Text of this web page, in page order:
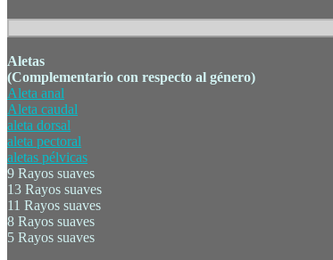
Aletas
(Complementario con respecto al género)
Aleta anal
Aleta caudal
aleta dorsal
aleta pectoral
aletas pélvicas
9 Rayos suaves
13 Rayos suaves
11 Rayos suaves
8 Rayos suaves
5 Rayos suaves